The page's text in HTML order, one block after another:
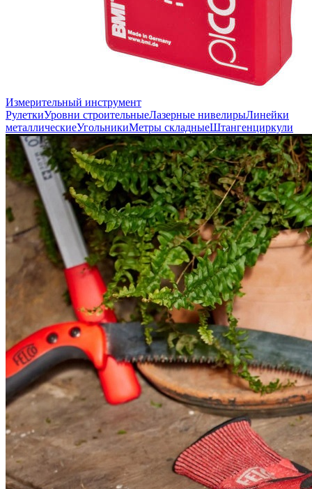
Измерительный инструмент
РулеткиУровни строительныеЛазерные нивелирыЛинейки
металлическиеУгольникиМетры складныеШтангенциркули